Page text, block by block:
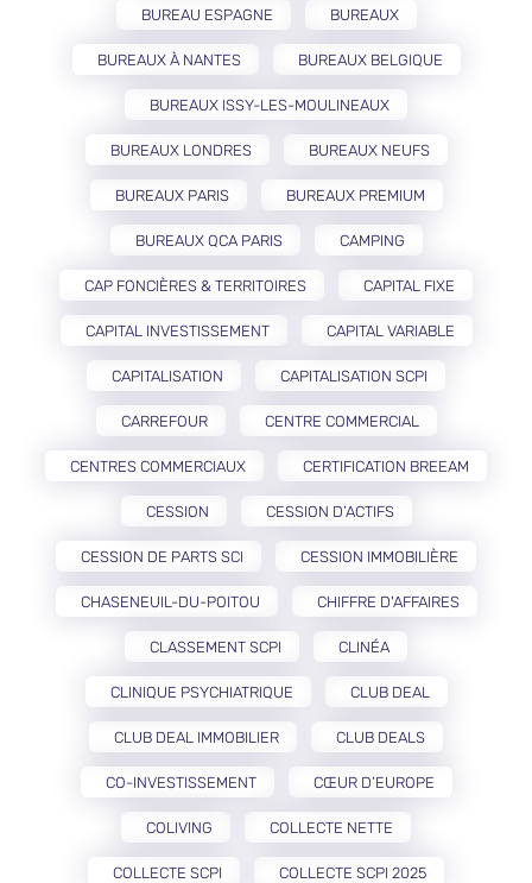
BUREAU ESPAGNE BUREAUX
BUREAUX À NANTES BUREAUX BELGIQUE
BUREAUX ISSY-LES-MOULINEAUX
BUREAUX LONDRES BUREAUX NEUFS
BUREAUX PARIS BUREAUX PREMIUM
BUREAUX QCA PARIS CAMPING
CAP FONCIÈRES & TERRITOIRES CAPITAL FIXE
CAPITAL INVESTISSEMENT CAPITAL VARIABLE
CAPITALISATION CAPITALISATION SCPI
CARREFOUR CENTRE COMMERCIAL
CENTRES COMMERCIAUX CERTIFICATION BREEAM
CESSION CESSION D’ACTIFS
CESSION DE PARTS SCI CESSION IMMOBILIÈRE
CHASENEUIL-DU-POITOU CHIFFRE D'AFFAIRES
CLASSEMENT SCPI CLINÉA
CLINIQUE PSYCHIATRIQUE CLUB DEAL
CLUB DEAL IMMOBILIER CLUB DEALS
CO-INVESTISSEMENT CŒUR D’EUROPE
COLIVING COLLECTE NETTE
COLLECTE SCPI COLLECTE SCPI 2025